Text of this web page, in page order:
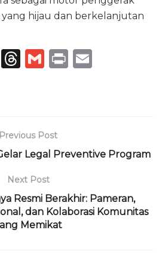
hijau dan berkelanjutan
T
ra
T
d
s
G P
Previous Post
Legal Preventive Program
Next Post
Resmi Berakhir: Pameran,
dan Kolaborasi Komunitas
Memikat